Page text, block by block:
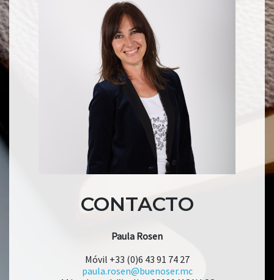
CONTACTO
Paula Rosen
Móvil +33 (0)6 43 91 74 27
paula.rosen@buenoser.mc